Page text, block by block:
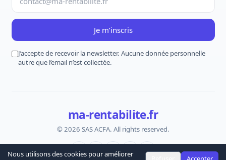
Je m’inscris
J’accepte de recevoir la newsletter. Aucune donnée personnelle
autre que l’email n’est collectée.
ma-rentabilite.fr
© 2026 SAS ACFA. All rights reserved.
Nous utilisons des cookies pour améliorer